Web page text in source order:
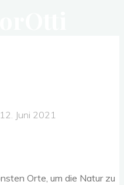
12. Juni 2021
Orte, um die Natur zu